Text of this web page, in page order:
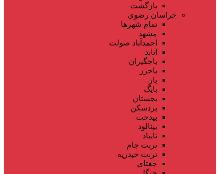
بازگشت
خراسان رضوی
تمام شهر‌ها
مشهد
احمدآباد صولت
انابد
باجگیران
باخرز
بار
بایگ
بجستان
بردسکن
بیدخت
بینالود
تایباد
تربت جام
تربت حیدریه
جغتای